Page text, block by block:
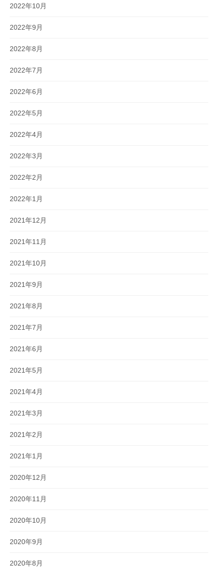
2022年10月
2022年9月
2022年8月
2022年7月
2022年6月
2022年5月
2022年4月
2022年3月
2022年2月
2022年1月
2021年12月
2021年11月
2021年10月
2021年9月
2021年8月
2021年7月
2021年6月
2021年5月
2021年4月
2021年3月
2021年2月
2021年1月
2020年12月
2020年11月
2020年10月
2020年9月
2020年8月